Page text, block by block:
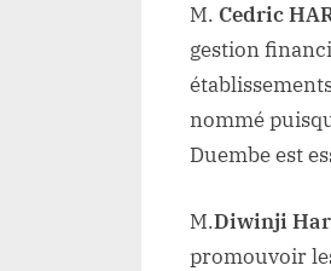
M. Cedric
gestion
nommé
Duembe est
M.Diwinji
promouvoir